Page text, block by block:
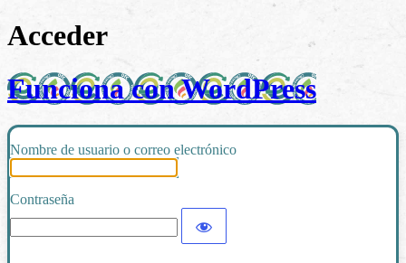
Acceder
Funciona con WordPress
Nombre de usuario o correo electrónico
Contraseña